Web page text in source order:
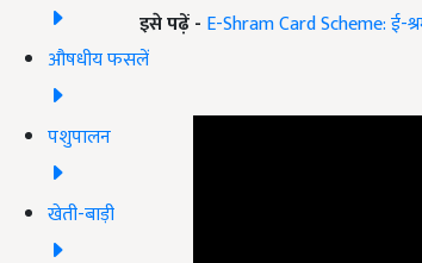
औषधीय फसलें
पशुपालन
खेती-बाड़ी
इसे पढ़ें - E-Shram Card Scheme: ई-